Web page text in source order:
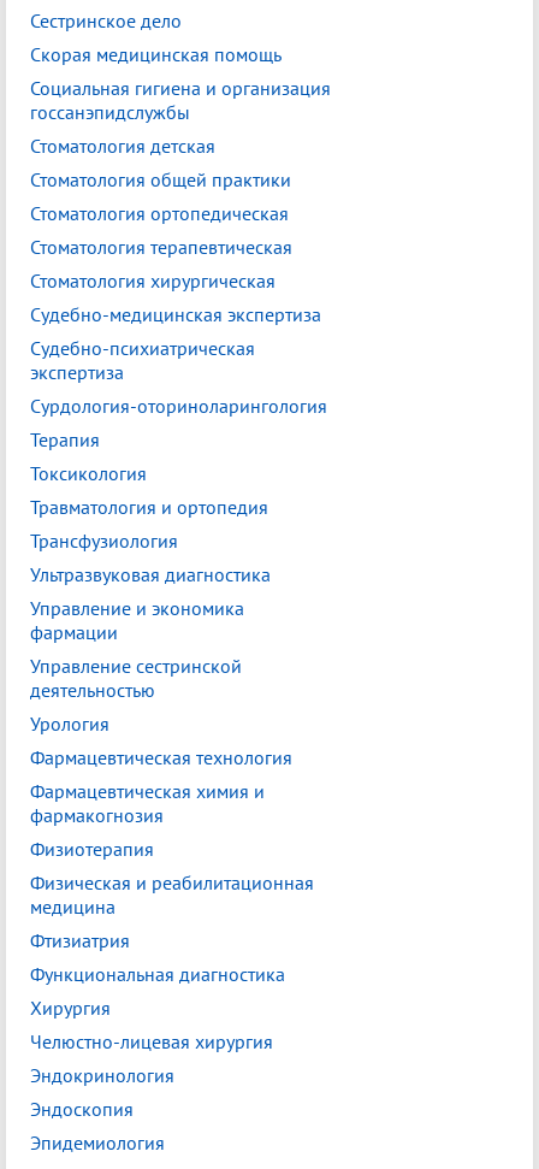
Сестринское дело
Скорая медицинская помощь
Социальная гигиена и организация
госсанэпидслужбы
Стоматология детская
Стоматология общей практики
Стоматология ортопедическая
Стоматология терапевтическая
Стоматология хирургическая
Судебно-медицинская экспертиза
Судебно-психиатрическая
экспертиза
Сурдология-оториноларингология
Терапия
Токсикология
Травматология и ортопедия
Трансфузиология
Ультразвуковая диагностика
Управление и экономика
фармации
Управление сестринской
деятельностью
Урология
Фармацевтическая технология
Фармацевтическая химия и
фармакогнозия
Физиотерапия
Физическая и реабилитационная
медицина
Фтизиатрия
Функциональная диагностика
Хирургия
Челюстно-лицевая хирургия
Эндокринология
Эндоскопия
Эпидемиология